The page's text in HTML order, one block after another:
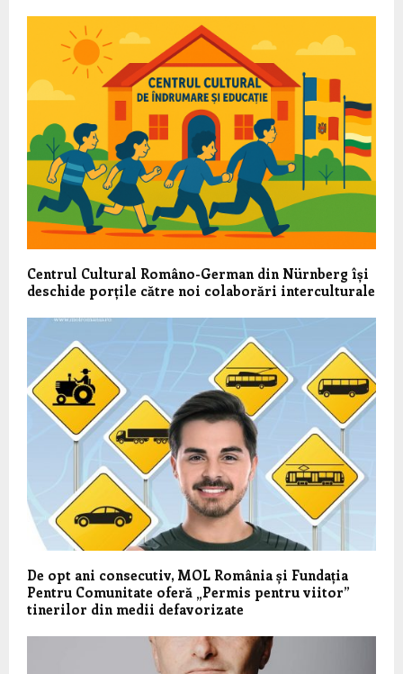
Centrul Cultural Româno-German din Nürnberg își
deschide porțile către noi colaborări interculturale
De opt ani consecutiv, MOL România și Fundația
Pentru Comunitate oferă „Permis pentru viitor”
tinerilor din medii defavorizate